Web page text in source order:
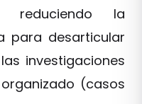
reduciendo la
para desarticular
investigaciones
(casos